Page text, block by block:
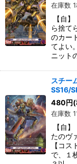
在庫数
【自
ら捨て
のカー
てよい
ニット
スチー
SS16/
480円
在庫数
【自
たのヴ
【コ
で、１